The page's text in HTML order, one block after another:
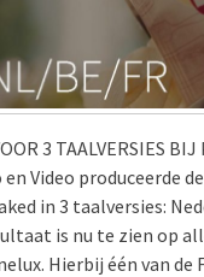
3 TAALVERSIES BIJ
en Video produceerde
in 3 taalversies:
is nu te zien op
Hierbij één van de